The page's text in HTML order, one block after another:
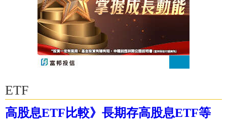
ETF
高股息ETF比較》長期存高股息ETF等